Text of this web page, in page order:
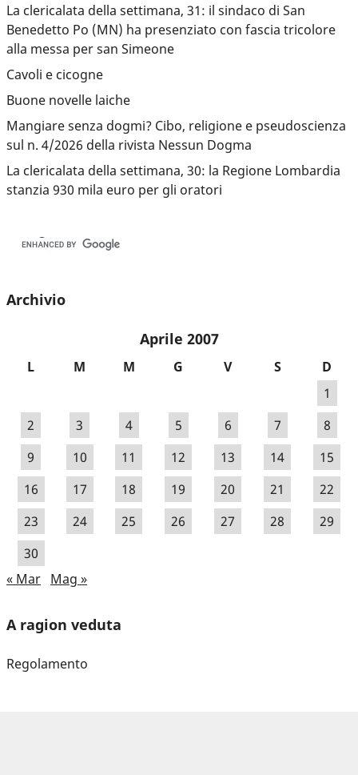
La clericalata della settimana, 31: il sindaco di San
Benedetto Po (MN) ha presenziato con fascia tricolore
alla messa per san Simeone
Cavoli e cicogne
Buone novelle laiche
Mangiare senza dogmi? Cibo, religione e pseudoscienza
sul n. 4/2026 della rivista Nessun Dogma
La clericalata della settimana, 30: la Regione Lombardia
stanzia 930 mila euro per gli oratori
Archivio
Aprile 2007
L M M G V S
D
1
2
3 4 5 6 7
8
9
10 11 12 13 14
15
16
17 18 19 20 21
22
23
24 25 26 27 28
29
30
« Mar Mag »
A ragion veduta
Regolamento